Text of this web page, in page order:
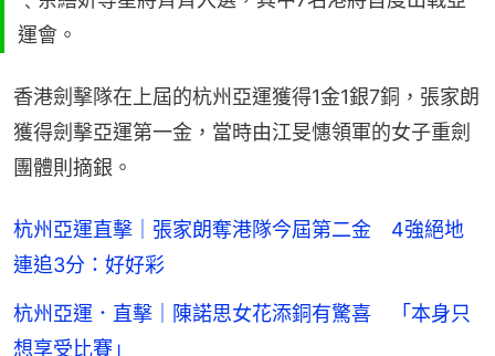
運會。
香港劍擊隊在上屆的杭州亞運獲得1金1銀7銅，張家朗
獲得劍擊亞運第一金，當時由江旻憓領軍的女子重劍
團體則摘銀。
杭州亞運直擊｜張家朗奪港隊今屆第二金 4強絕地
連追3分：好好彩
杭州亞運．直擊｜陳諾思女花添銅有驚喜 「本身只
想享受比賽」